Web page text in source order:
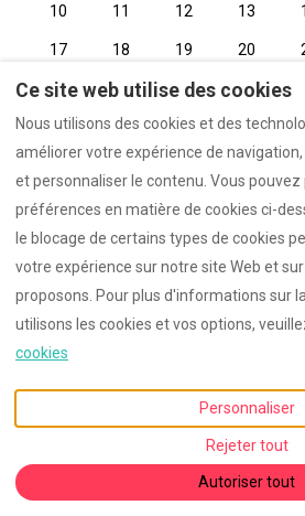
10 11 12 13
17 18 19 20
24 25 26 27
31 1 2 3
Dei Normanni, BR, Italie
72019
info@haciendapepe.vip
droits
Ce site web utilise des cookies
Nous utilisons des cookies et des
améliorer votre expérience de
et personnaliser le contenu. Vous pouvez
préférences en matière de cookies ci-
le blocage de certains types de cookies
votre expérience sur notre site Web et
proposons. Pour plus d'informations sur
utilisons les cookies et vos options,
cookies
Personnaliser
Rejeter tout
Autoriser tout